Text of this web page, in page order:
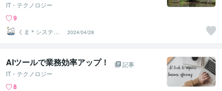
IT・テクノロジー
9
くま＊システム
屋兼小説書き
2024/04/28
AIツールで業務効率アップ！
記事
IT・テクノロジー
8